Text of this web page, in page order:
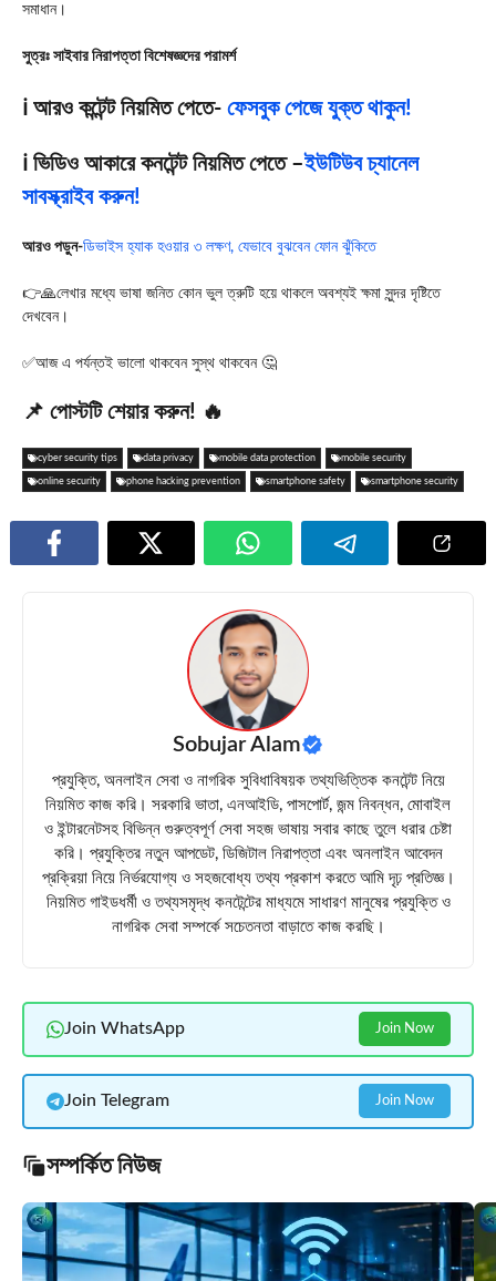
সমাধান।
সুত্রঃ সাইবার নিরাপত্তা বিশেষজ্ঞদের পরামর্শ
ℹ️ আরও কন্টেন্ট নিয়মিত পেতে- ফেসবুক পেজে যুক্ত থাকুন!
ℹ️ ভিডিও আকারে কনটেন্ট নিয়মিত পেতে –ইউটিউব চ্যানেল
সাবস্ক্রাইব করুন!
আরও পড়ুন-ডিভাইস হ্যাক হওয়ার ৩ লক্ষণ, যেভাবে বুঝবেন ফোন ঝুঁকিতে
👉🙏লেখার মধ্যে ভাষা জনিত কোন ভুল ত্রুটি হয়ে থাকলে অবশ্যই ক্ষমা সুন্দর দৃষ্টিতে
দেখবেন।
✅আজ এ পর্যন্তই ভালো থাকবেন সুস্থ থাকবেন 🤔
📌 পোস্টটি শেয়ার করুন! 🔥
cyber security tips data privacy mobile data protection mobile security
online security phone hacking prevention smartphone safety smartphone security
Sobujar Alam
প্রযুক্তি, অনলাইন সেবা ও নাগরিক সুবিধাবিষয়ক তথ্যভিত্তিক কনটেন্ট নিয়ে
নিয়মিত কাজ করি। সরকারি ভাতা, এনআইডি, পাসপোর্ট, জন্ম নিবন্ধন, মোবাইল
ও ইন্টারনেটসহ বিভিন্ন গুরুত্বপূর্ণ সেবা সহজ ভাষায় সবার কাছে তুলে ধরার চেষ্টা
করি। প্রযুক্তির নতুন আপডেট, ডিজিটাল নিরাপত্তা এবং অনলাইন আবেদন
প্রক্রিয়া নিয়ে নির্ভরযোগ্য ও সহজবোধ্য তথ্য প্রকাশ করতে আমি দৃঢ় প্রতিজ্ঞ।
নিয়মিত গাইডধর্মী ও তথ্যসমৃদ্ধ কনটেন্টের মাধ্যমে সাধারণ মানুষের প্রযুক্তি ও
নাগরিক সেবা সম্পর্কে সচেতনতা বাড়াতে কাজ করছি।
Join WhatsApp Join Now
Join Telegram Join Now
সম্পর্কিত নিউজ